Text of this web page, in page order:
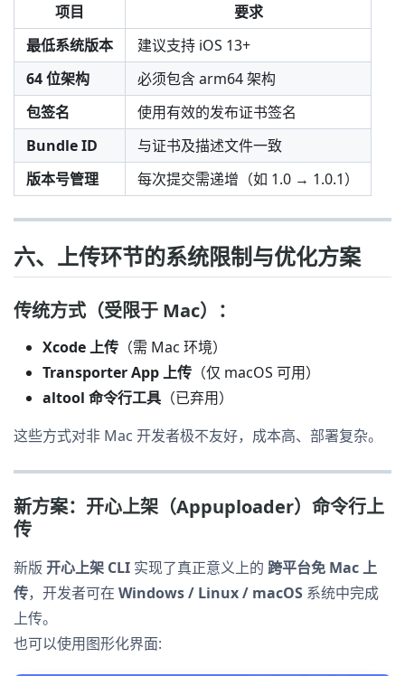
项目
要求
最低系统版本
建议支持 iOS 13+
64 位架构
必须包含 arm64 架构
包签名
使用有效的发布证书签名
Bundle ID
与证书及描述文件一致
版本号管理
每次提交需递增（如 1.0 → 1.0.1）
六、上传环节的系统限制与优化方案
传统方式（受限于 Mac）：
Xcode 上传 （需 Mac 环境）
Transporter App 上传 （仅 macOS 可用）
altool 命令行工具 （已弃用）
这些方式对非 Mac 开发者极不友好，成本高、部署复杂。
新方案：开心上架（Appuploader）命令行上
传
新版 开心上架 CLI 实现了真正意义上的 跨平台免 Mac 上
传，开发者可在 Windows / Linux / macOS 系统中完成
上传。
也可以使用图形化界面: